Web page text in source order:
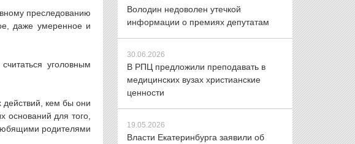
преследованию
даже умеренное и
уголовным
кем бы они
оснований для того,
родителями
Володин недоволен утечкой
информации о премиях депутатам
30.06.2026
В РПЦ предложили преподавать в
медицинских вузах христианские
ценности
19.05.2026
Власти Екатеринбурга заявили об